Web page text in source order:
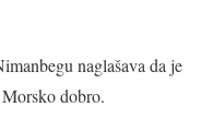
naglašava da je
dobro.